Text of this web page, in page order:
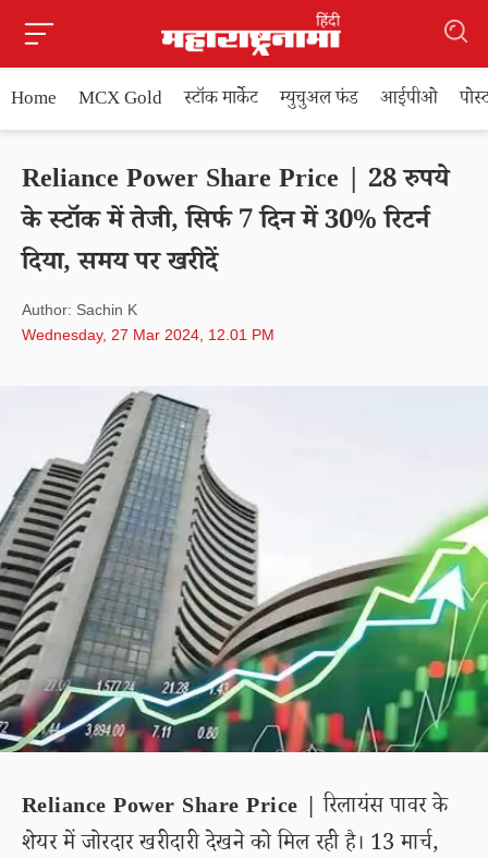
Home MCX Gold स्टॉक मार्केट म्युचुअल फंड आईपीओ
Reliance Power Share Price | 28 रुपये
के स्टॉक में तेजी, सिर्फ 7 दिन में 30% रिटर्न
दिया, समय पर खरीदें
Author: Sachin K
Wednesday, 27 Mar 2024, 12.01 PM
Reliance Power Share Price | रिलायंस पावर के
शेयर में जोरदार खरीदारी देखने को मिल रही है। 13 मार्च,